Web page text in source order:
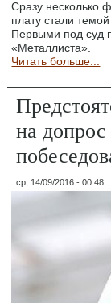
Сразу несколько
плату стали
Первыми под суд
«Металлиста».
Читать больше...
на
ср, 14/09/2016 - 00:48